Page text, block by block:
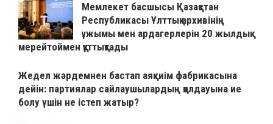
Мемлекет басшысы Қазақстан
Республикасы Ұлттық архивінің
ұжымы мен ардагерлерін 20 жылдық
мерейтоймен құттықтады
Жедел жәрдемнен бастап аяқкиім фабрикасына
дейін: партиялар сайлаушылардың қолдауына ие
болу үшін не істеп жатыр?